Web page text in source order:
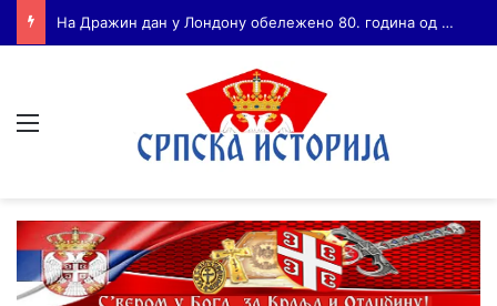
Бојанић: ВОЈА ТАНКОСИЋ – ЧОВЕК КОГА СУ СЕ ПЛАШИЛИ И ЖИВОГ И МРТВОГ, а нема ни споненик